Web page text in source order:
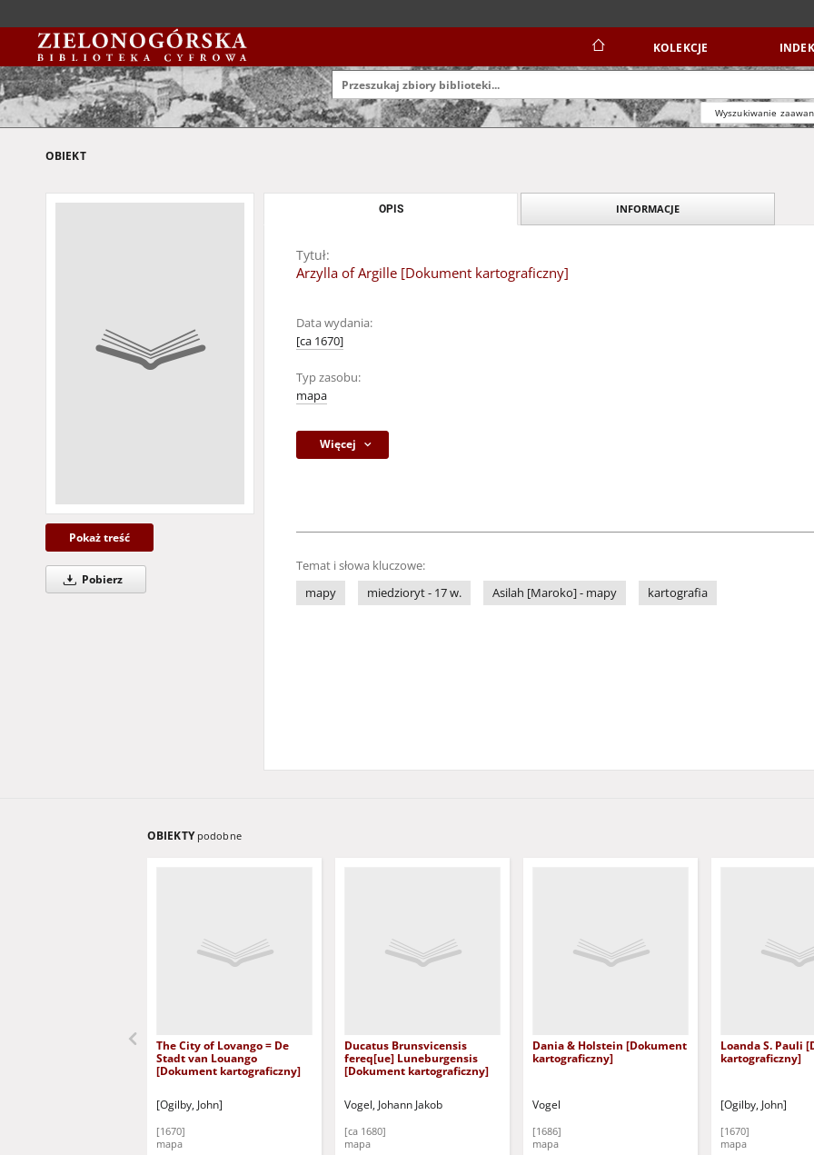
KOLEKCJE
Wyszukiwanie
OBIEKT
Pokaż treść
Pobierz
OPIS INFORMACJE
Tytuł:
Arzylla of Argille [Dokument kartograficzny]
Data wydania:
[ca 1670]
Typ zasobu:
mapa
Więcej
Temat i słowa kluczowe:
mapy
miedzioryt - 17 w. Asilah [Maroko] - mapy kartografia
OBIEKTY podobne
The City of Lovango = De
Stadt van Louango
[Dokument kartograficzny]
[Ogilby, John]
[1670]
mapa
Ducatus Brunsvicensis
fereq[ue] Luneburgensis
[Dokument kartograficzny]
Vogel, Johann Jakob
[ca 1680]
mapa
Dania & Holstein [Dokument
kartograficzny]
Vogel
[1686]
mapa
Loanda S. Pauli
kartograficzny]
[Ogilby, John]
[1670]
mapa